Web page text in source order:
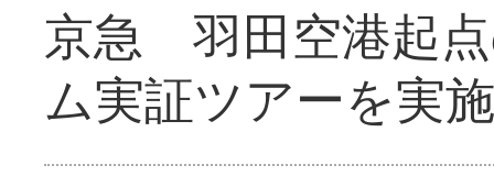
京急 羽田空港起
ム実証ツアーを実施